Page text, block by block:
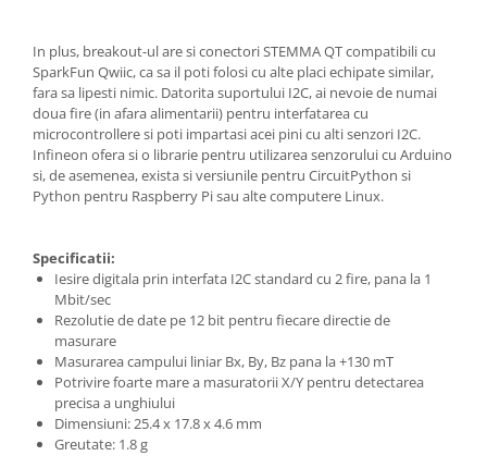
Filament Premium ABS 3 mm
Filament Premium PLA 1.75 mm
Filamente Speciale
Prusa I3 DIY Kit
Carti
Kituri incepatori Arduino
Pentru Incepatori
Micro:bit
Junior Robotics
Carti
Junior Robotics
Lego Education
In plus, breakout-ul are si conectori STEMMA QT compatibili cu
SparkFun Qwiic, ca sa il poti folosi cu alte placi echipate similar,
fara sa lipesti nimic. Datorita suportului I2C, ai nevoie de numai
doua fire (in afara alimentarii) pentru interfatarea cu
microcontrollere si poti impartasi acei pini cu alti senzori I2C.
Infineon ofera si o librarie pentru utilizarea senzorului cu Arduino
si, de asemenea, exista si versiunile pentru CircuitPython si
Python pentru Raspberry Pi sau alte computere Linux.
Specificatii:
Iesire digitala prin interfata I2C standard cu 2 fire, pana la 1
Mbit/sec
Rezolutie de date pe 12 bit pentru fiecare directie de
masurare
Masurarea campului liniar Bx, By, Bz pana la +130 mT
Potrivire foarte mare a masuratorii X/Y pentru detectarea
precisa a unghiului
Dimensiuni: 25.4 x 17.8 x 4.6 mm
Greutate: 1.8 g